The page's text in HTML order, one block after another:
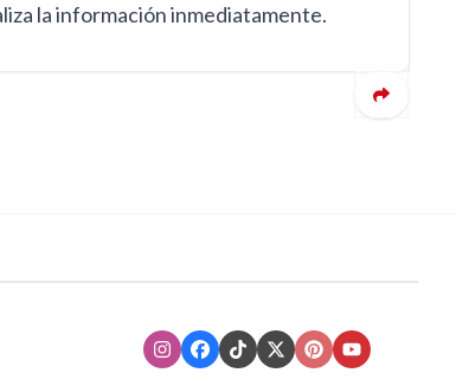
la información inmediatamente.
InstagramFacebook
TikTokXTwitter
PinterestYoutube